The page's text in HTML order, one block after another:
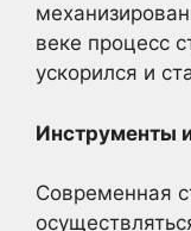
веке процесс
ускорился и
Инструменты
Современная